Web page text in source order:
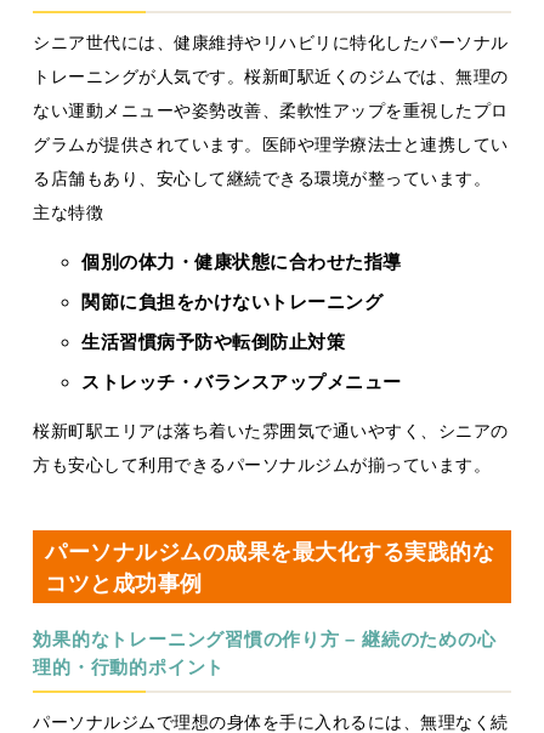
シニア世代には、健康維持やリハビリに特化したパーソナル
トレーニングが人気です。桜新町駅近くのジムでは、無理の
ない運動メニューや姿勢改善、柔軟性アップを重視したプロ
グラムが提供されています。医師や理学療法士と連携してい
る店舗もあり、安心して継続できる環境が整っています。
主な特徴
個別の体力・健康状態に合わせた指導
関節に負担をかけないトレーニング
生活習慣病予防や転倒防止対策
ストレッチ・バランスアップメニュー
桜新町駅エリアは落ち着いた雰囲気で通いやすく、シニアの
方も安心して利用できるパーソナルジムが揃っています。
パーソナルジムの成果を最大化する実践的な
コツと成功事例
効果的なトレーニング習慣の作り方 – 継続のための心
理的・行動的ポイント
パーソナルジムで理想の身体を手に入れるには、無理なく続